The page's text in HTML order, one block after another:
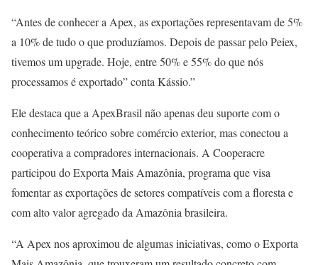
“Antes de conhecer a Apex, as exportações representavam de 5%
a 10% de tudo o que produzíamos. Depois de passar pelo Peiex,
tivemos um upgrade. Hoje, entre 50% e 55% do que nós
processamos é exportado” conta Kássio.”
Ele destaca que a ApexBrasil não apenas deu suporte com o
conhecimento teórico sobre comércio exterior, mas conectou a
cooperativa a compradores internacionais. A Cooperacre
participou do Exporta Mais Amazônia, programa que visa
fomentar as exportações de setores compatíveis com a floresta e
com alto valor agregado da Amazônia brasileira.
“A Apex nos aproximou de algumas iniciativas, como o Exporta